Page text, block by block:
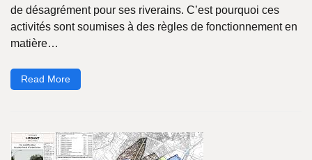
de désagrément pour ses riverains. C’est pourquoi ces
activités sont soumises à des règles de fonctionnement en
matière…
Read More